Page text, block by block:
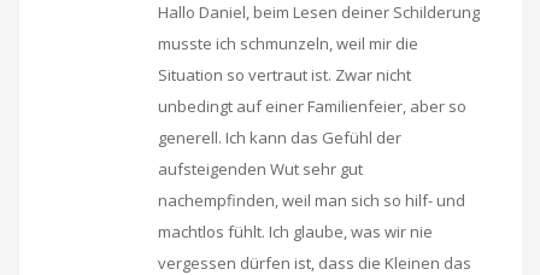
Hallo Daniel, beim Lesen deiner Schilderung
musste ich schmunzeln, weil mir die
Situation so vertraut ist. Zwar nicht
unbedingt auf einer Familienfeier, aber so
generell. Ich kann das Gefühl der
aufsteigenden Wut sehr gut
nachempfinden, weil man sich so hilf- und
machtlos fühlt. Ich glaube, was wir nie
vergessen dürfen ist, dass die Kleinen das